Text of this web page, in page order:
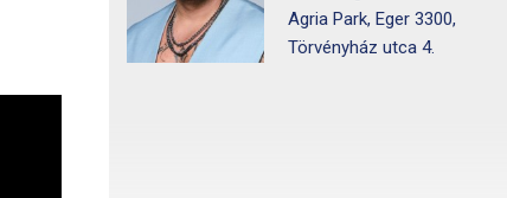
Agria Park, Eger 3300,
Törvényház utca 4.